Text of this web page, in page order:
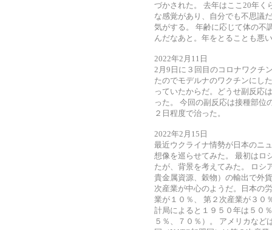
づかされた。 去年はここ20年く
な感覚があり、自分でも不思議
気がする。 年齢に応じて体の不
んだなあと。年をとることも悪
2022年2月11日
2月9日に３回目のコロナワクチ
たのでモデルナのワクチンにし
っていたからだ。どうせ副反応
った。 今回の副反応は接種部位
２日程度で治った。
2022年2月15日
最近ウクライナ情勢が日本のニ
想像を巡らせてみた。 最初はロ
たが、背景を考えてみた。 ロシ
貴金属資源、穀物）の輸出で外
次産業が中心のようだ。日本の
業が１０％、 第２次産業が３０
計局によると１９５０年は５０
５％、７０％）。 アメリカなど